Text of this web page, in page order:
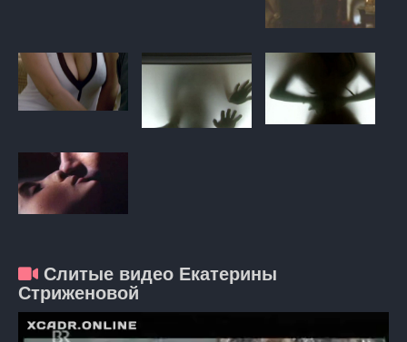
Слитые видео Екатерины
Стриженовой
Видеоплеер